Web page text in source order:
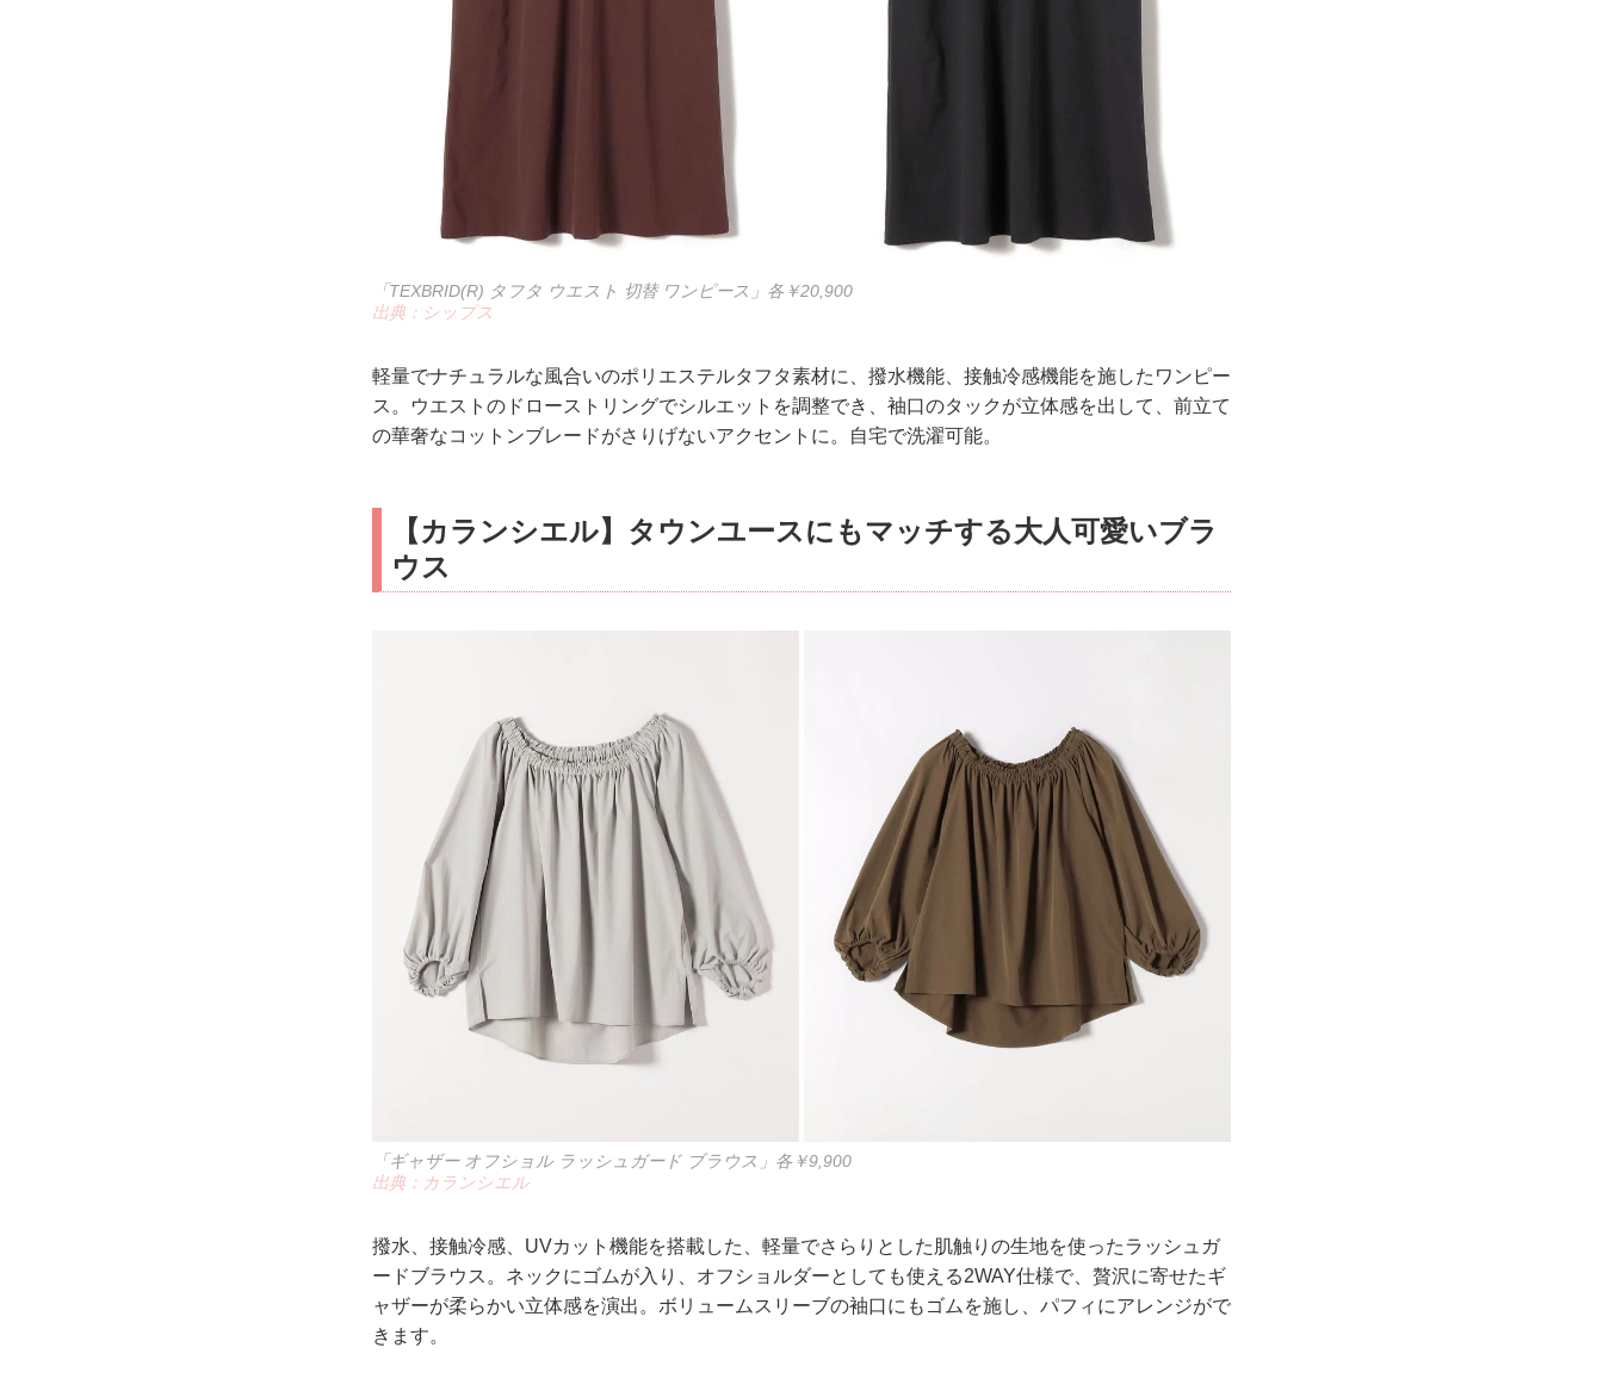
「TEXBRID(R) タフタ ウエスト 切替 ワンピース」各￥20,900
出典：シップス
軽量でナチュラルな風合いのポリエステルタフタ素材に、撥水機能、接触冷感機能を施したワンピー
ス。ウエストのドローストリングでシルエットを調整でき、袖口のタックが立体感を出して、前立て
の華奢なコットンブレードがさりげないアクセントに。自宅で洗濯可能。
【カランシエル】タウンユースにもマッチする大人可愛いブラ
ウス
「ギャザー オフショル ラッシュガード ブラウス」各￥9,900
出典：カランシエル
撥水、接触冷感、UVカット機能を搭載した、軽量でさらりとした肌触りの生地を使ったラッシュガ
ードブラウス。ネックにゴムが入り、オフショルダーとしても使える2WAY仕様で、贅沢に寄せたギ
ャザーが柔らかい立体感を演出。ボリュームスリーブの袖口にもゴムを施し、パフィにアレンジがで
きます。